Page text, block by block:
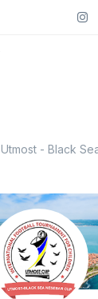
Utmost - Black